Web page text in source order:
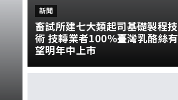
新聞
畜試所建七大類起司基礎製程技
術 技轉業者100%臺灣乳酪絲有
望明年中上市